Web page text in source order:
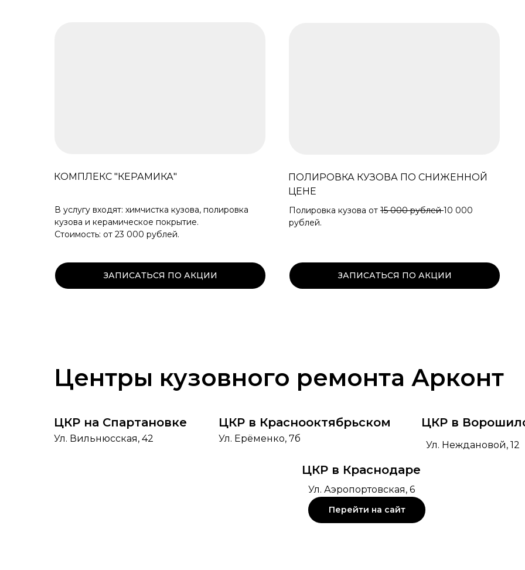
ПОЛИРОВКА КУЗОВА ПО СНИЖЕННОЙ
ЦЕНЕ
Полировка кузова от 15 000 рублей10 000
рублей.
ЗАПИСАТЬСЯ ПО АКЦИИ
КОМПЛЕКС "КЕРАМИКА"
В услугу входят: химчистка кузова, полировка
кузова и керамическое покрытие.
Стоимость: от 23 000 рублей.
ЗАПИСАТЬСЯ ПО АКЦИИ
Центры кузовного ремонта Арконт
Ул. Неждановой, 12
ЦКР в Краснодаре
Ул. Аэропортовская, 6
Перейти на сайт
ЦКР в
ЦКР в Краснооктябрьском
Ул. Ерёменко, 7б
ЦКР на Спартановке
Ул. Вильнюсская, 42